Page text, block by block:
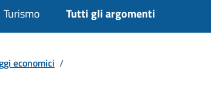
Turismo Tutti gli argomenti
economici /